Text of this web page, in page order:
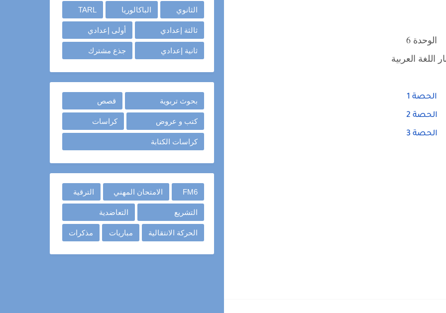
الوحدة 6
اللغة العربية
الحصة 1
الحصة 2
الحصة 3
الثانوي الباكالوريا TARL
ثالثة إعدادي أولى إعدادي
ثانية إعدادي جذع مشترك
بحوث تربوية قصص
كتب و عروض كراسات
كراسات الكتابة
FM6 الامتحان المهني الترقية
التشريع التعاضدية
الحركة الانتقالية مباريات مذكرات